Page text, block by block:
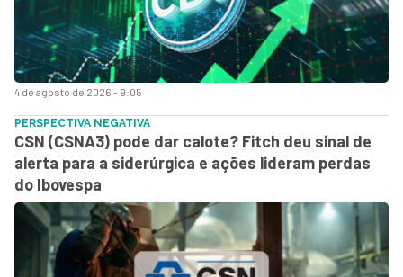
4 de agosto de 2026 - 9:05
PERSPECTIVA NEGATIVA
CSN (CSNA3) pode dar calote? Fitch deu sinal de
alerta para a siderúrgica e ações lideram perdas
do Ibovespa